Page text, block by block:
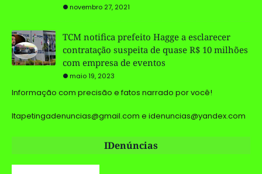
novembro 27, 2021
TCM notifica prefeito Hagge a esclarecer
contratação suspeita de quase R$ 10 milhões
com empresa de eventos
maio 19, 2023
Informação com precisão e fatos narrado por você!
Itapetingadenuncias@gmail.com e idenuncias@yandex.com
IDenúncias